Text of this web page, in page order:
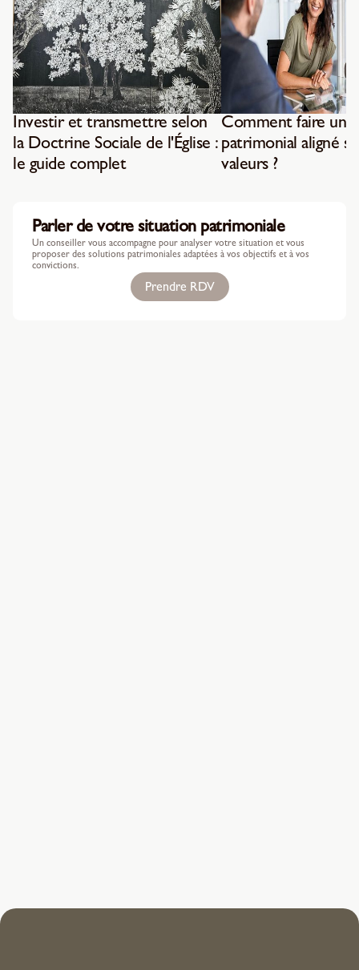
Parler de votre situation patrimoniale
Un conseiller vous accompagne pour analyser votre situation et vous
proposer des solutions patrimoniales adaptées à vos objectifs et à vos
convictions.
Prendre RDV
Investir et transmettre selon
la Doctrine Sociale de l'Église :
le guide complet
Comment faire un
patrimonial aligné
valeurs ?